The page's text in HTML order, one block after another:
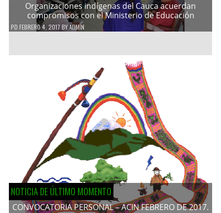
Organizaciones indígenas del Cauca acuerdan
compromisos con el Ministerio de Educación
PD FEBRERO 4, 2017 BYADMIN
NOTICIA DE ÚLTIMO MOMENTO
CONVOCATORIA PERSONAL – ACIN FEBRERO DE 2017.